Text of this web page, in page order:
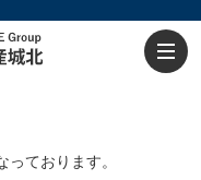
ております。